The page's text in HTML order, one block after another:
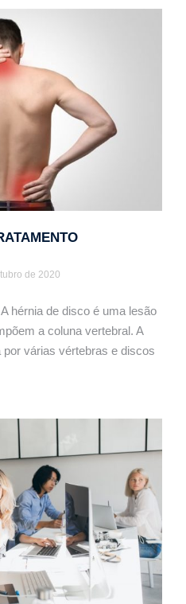
de 2020
hérnia de disco é uma lesão
a coluna vertebral. A
várias vértebras e discos